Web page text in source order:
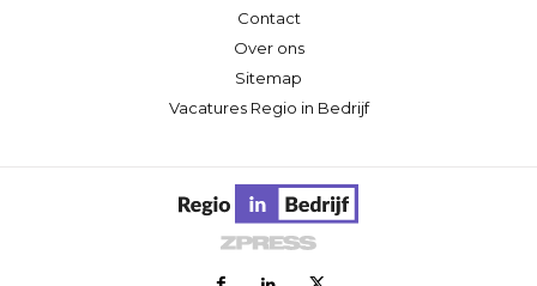
Contact
Over ons
Sitemap
Vacatures Regio in Bedrijf